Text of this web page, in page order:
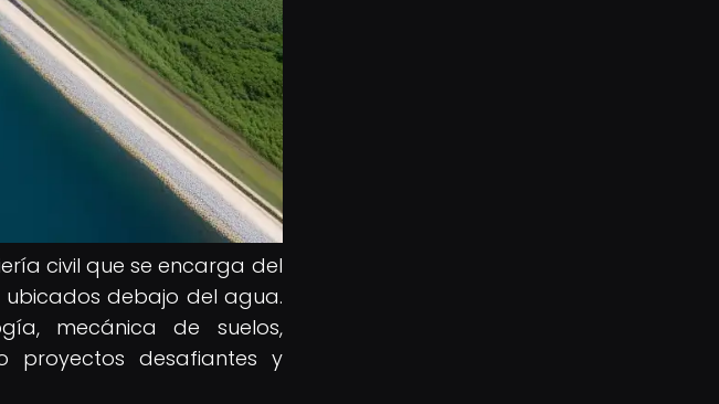
civil que se encarga del
ubicados debajo del agua.
mecánica de suelos,
desafiantes y